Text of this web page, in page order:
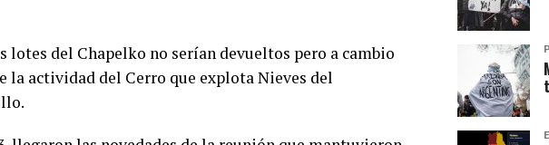
lotes del Chapelko no serían devueltos pero a cambio
la actividad del Cerro que explota Nieves del